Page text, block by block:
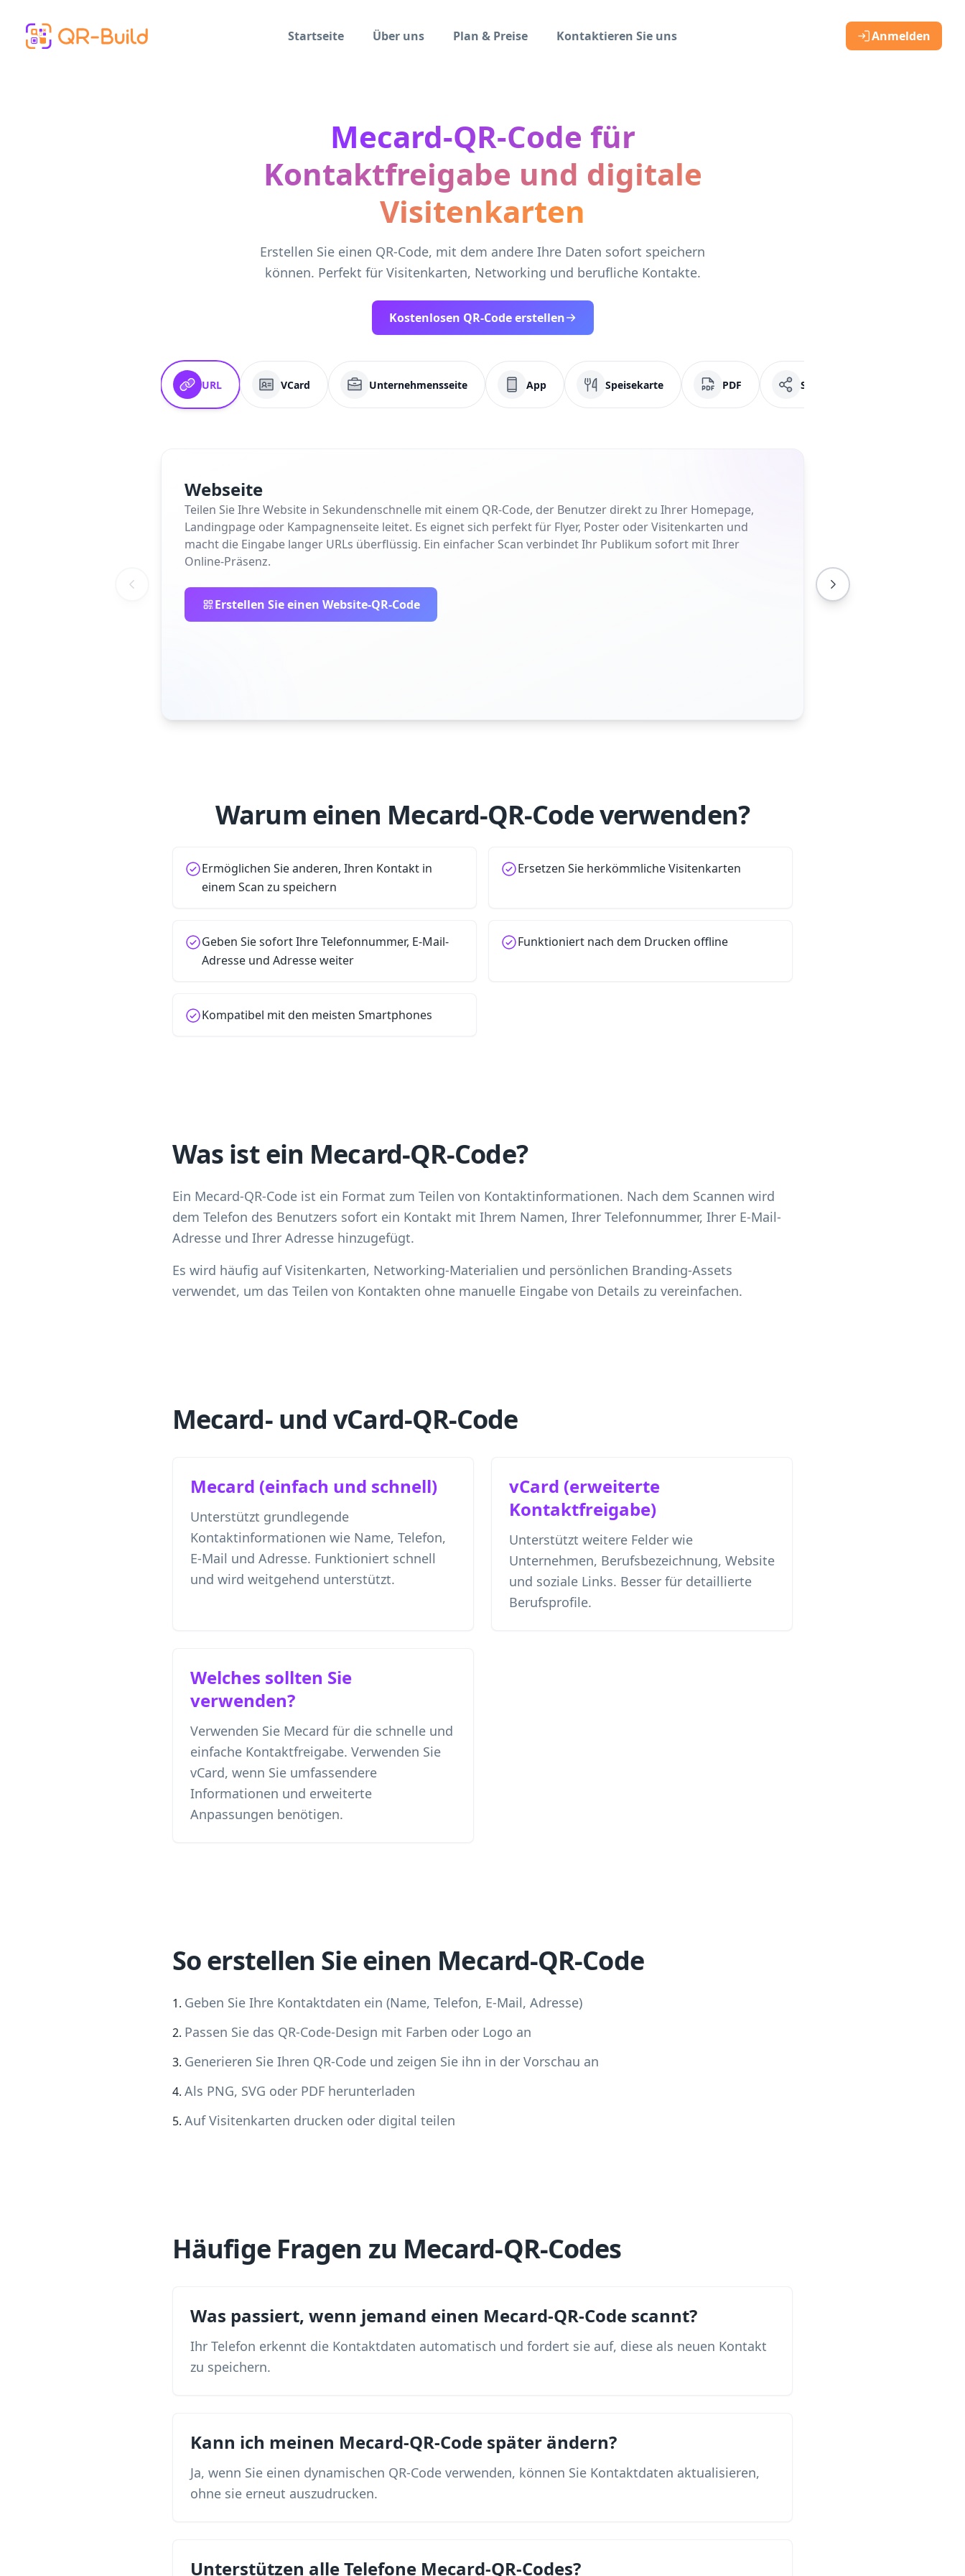
Startseite
Über uns Plan & Preise Kontaktieren Sie uns Anmelden
Mecard-QR-Code für
Kontaktfreigabe und digitale
Visitenkarten
Erstellen Sie einen QR-Code, mit dem andere Ihre Daten sofort speichern
können. Perfekt für Visitenkarten, Networking und berufliche Kontakte.
Kostenlosen QR-Code erstellen
URL VCard Unternehmensseite App Speisekarte PDF Soziale Medien
Webseite
Teilen Sie Ihre Website in Sekundenschnelle mit einem QR-Code, der Benutzer direkt zu Ihrer Homepage,
Landingpage oder Kampagnenseite leitet. Es eignet sich perfekt für Flyer, Poster oder Visitenkarten und
macht die Eingabe langer URLs überflüssig. Ein einfacher Scan verbindet Ihr Publikum sofort mit Ihrer
Online-Präsenz.
Erstellen Sie einen Website-QR-Code
Warum einen Mecard-QR-Code verwenden?
Ermöglichen Sie anderen, Ihren Kontakt in
einem Scan zu speichern
Ersetzen Sie herkömmliche Visitenkarten
Geben Sie sofort Ihre Telefonnummer, E-Mail-
Adresse und Adresse weiter
Funktioniert nach dem Drucken offline
Kompatibel mit den meisten Smartphones
Was ist ein Mecard-QR-Code?
Ein Mecard-QR-Code ist ein Format zum Teilen von Kontaktinformationen. Nach dem Scannen wird
dem Telefon des Benutzers sofort ein Kontakt mit Ihrem Namen, Ihrer Telefonnummer, Ihrer E-Mail-
Adresse und Ihrer Adresse hinzugefügt.
Es wird häufig auf Visitenkarten, Networking-Materialien und persönlichen Branding-Assets
verwendet, um das Teilen von Kontakten ohne manuelle Eingabe von Details zu vereinfachen.
Mecard- und vCard-QR-Code
Mecard (einfach und schnell)
Unterstützt grundlegende
Kontaktinformationen wie Name, Telefon,
E-Mail und Adresse. Funktioniert schnell
und wird weitgehend unterstützt.
vCard (erweiterte
Kontaktfreigabe)
Unterstützt weitere Felder wie
Unternehmen, Berufsbezeichnung, Website
und soziale Links. Besser für detaillierte
Berufsprofile.
Welches sollten Sie
verwenden?
Verwenden Sie Mecard für die schnelle und
einfache Kontaktfreigabe. Verwenden Sie
vCard, wenn Sie umfassendere
Informationen und erweiterte
Anpassungen benötigen.
So erstellen Sie einen Mecard-QR-Code
Geben Sie Ihre Kontaktdaten ein (Name, Telefon, E-Mail, Adresse)
Passen Sie das QR-Code-Design mit Farben oder Logo an
Generieren Sie Ihren QR-Code und zeigen Sie ihn in der Vorschau an
Als PNG, SVG oder PDF herunterladen
Auf Visitenkarten drucken oder digital teilen
Häufige Fragen zu Mecard-QR-Codes
Was passiert, wenn jemand einen Mecard-QR-Code scannt?
Ihr Telefon erkennt die Kontaktdaten automatisch und fordert sie auf, diese als neuen Kontakt
zu speichern.
Kann ich meinen Mecard-QR-Code später ändern?
Ja, wenn Sie einen dynamischen QR-Code verwenden, können Sie Kontaktdaten aktualisieren,
ohne sie erneut auszudrucken.
Unterstützen alle Telefone Mecard-QR-Codes?